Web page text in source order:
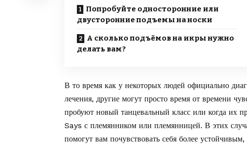
Попробуйте односторонние или
двусторонние подъемы на носки
А сколько подъёмов на икры нужно
делать вам?
В то время как у некоторых людей официально
лечения, другие могут просто время от времени
пробуют новый танцевальный класс или когда их
Says с племянником или племянницей. В этих
помогут вам почувствовать себя более